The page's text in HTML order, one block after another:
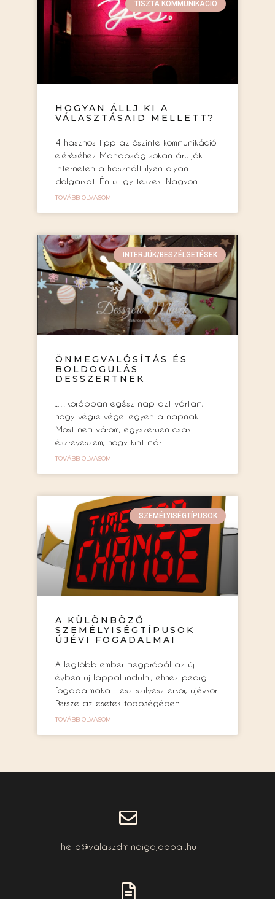
TISZTA KOMMUNIKÁCIÓ
HOGYAN ÁLLJ KI A
VÁLASZTÁSAID MELLETT?
4 hasznos tipp az őszinte kommunikáció
eléréséhez Manapság sokan árulják
interneten a használt ilyen-olyan
dolgaikat. Én is így teszek. Nagyon
TOVÁBB OLVASOM
INTERJÚK/BESZÉLGETÉSEK
ÖNMEGVALÓSÍTÁS ÉS
BOLDOGULÁS
DESSZERTNEK
„…korábban egész nap azt vártam,
hogy végre vége legyen a napnak.
Most nem várom, egyszerűen csak
észreveszem, hogy kint már
TOVÁBB OLVASOM
SZEMÉLYISÉGTÍPUSOK
A KÜLÖNBÖZŐ
SZEMÉLYISÉGTÍPUSOK
ÚJÉVI FOGADALMAI
A legtöbb ember megpróbál az új
évben új lappal indulni, ehhez pedig
fogadalmakat tesz szilveszterkor, újévkor.
Persze az esetek többségében
TOVÁBB OLVASOM
hello@valaszdmindigajobbat.hu